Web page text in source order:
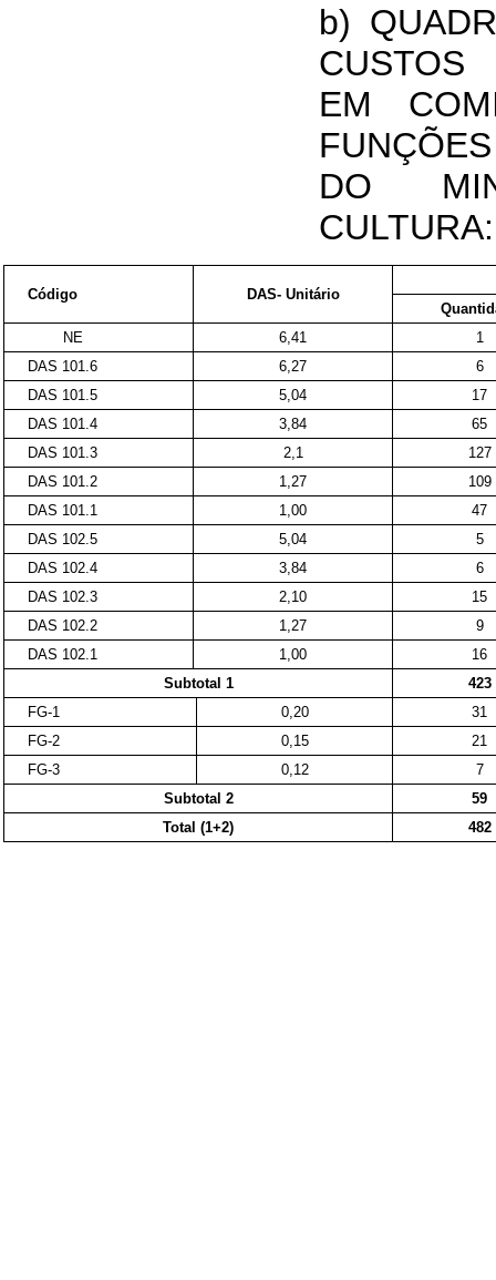
b)
EM
DO
CULTURA:
Código
DAS- Unitário
NE
6,41
1
DAS 101.6
6,27
6
DAS 101.5
5,04
17
DAS 101.4
3,84
65
DAS 101.3
2,1
127
DAS 101.2
1,27
109
DAS 101.1
1,00
47
DAS 102.5
5,04
5
DAS 102.4
3,84
6
DAS 102.3
2,10
15
DAS 102.2
1,27
9
DAS 102.1
1,00
16
Subtotal 1
423
FG-1
0,20
31
FG-2
0,15
21
FG-3
0,12
7
Subtotal 2
59
Total (1+2)
482